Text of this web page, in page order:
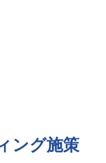
ング施策